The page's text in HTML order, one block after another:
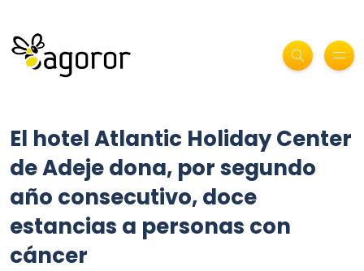
El hotel Atlantic Holiday Center
de Adeje dona, por segundo
año consecutivo, doce
estancias a personas con
cáncer